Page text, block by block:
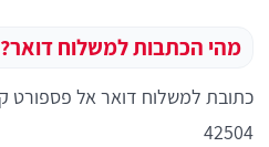
מהי הכתבות למשלוח דואר?
42504